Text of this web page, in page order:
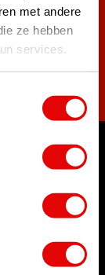
met andere
ze hebben
services.